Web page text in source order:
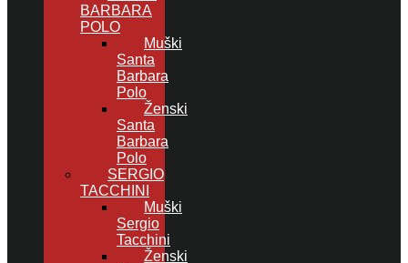
BARBARA
POLO
Muški
Santa
Barbara
Polo
Ženski
Santa
Barbara
Polo
SERGIO
TACCHINI
Muški
Sergio
Tacchini
Ženski